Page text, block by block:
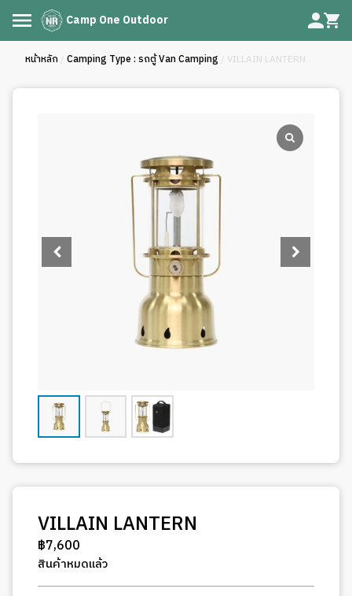
Camp One Outdoor
หน้าหลัก / Camping Type : รถตู้ Van Camping / VILLAIN LANTERN
VILLAIN LANTERN
฿7,600
สินค้าหมดแล้ว